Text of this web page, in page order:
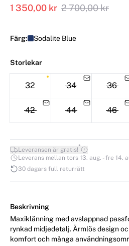
1 350,00 kr 2 700,00 kr
Färg: Sodalite Blue
Storlekar
32 34 36
42 44 46
Leveransen är gratis!*
Leverans mellan tors 13. aug. - fre 14.
30 dagars full returrätt
Beskrivning
Maxiklänning med avslappnad
rynkad midjedetalj. Ärmlös design
komfort och många